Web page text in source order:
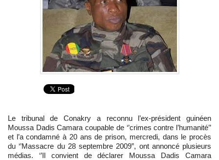
Le tribunal de Conakry a reconnu l’ex-président guinéen
Moussa Dadis Camara coupable de ‘’crimes contre l’humanité’’
et l’a condamné à 20 ans de prison, mercredi, dans le procès
du ‘’Massacre du 28 septembre 2009”, ont annoncé plusieurs
médias. ‘’Il convient de déclarer Moussa Dadis Camara